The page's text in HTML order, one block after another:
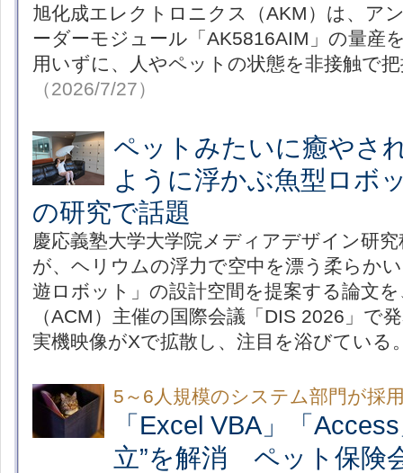
旭化成エレクトロニクス（AKM）は、ア
ーダーモジュール「AK5816AIM」の量産
用いずに、人やペットの状態を非接触で
（2026/7/27）
ペットみたいに癒やさ
ように浮かぶ魚型ロボ
の研究で話題
慶応義塾大学大学院メディアデザイン研
が、ヘリウムの浮力で空中を漂う柔らか
遊ロボット」の設計空間を提案する論文
（ACM）主催の国際会議「DIS 2026」で
実機映像がXで拡散し、注目を浴びている
5～6人規模のシステム部門が採
「Excel VBA」「
立”を解消 ペット保険